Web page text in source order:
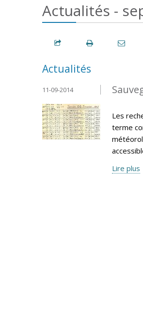
Actualités -
Actualités
11-09-2014
Les
terme
Lire plus